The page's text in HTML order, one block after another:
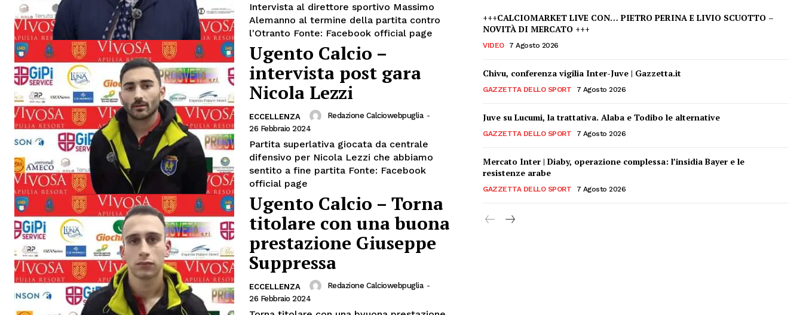
Intervista al direttore sportivo Massimo
Alemanno al termine della partita contro
l'Otranto Fonte: Facebook official page
Ugento Calcio –
intervista post gara
Nicola Lezzi
ECCELLENZA Redazione Calciowebpuglia -
26 Febbraio 2024
Partita superlativa giocata da centrale
difensivo per Nicola Lezzi che abbiamo
sentito a fine partita Fonte: Facebook
official page
Ugento Calcio – Torna
titolare con una buona
prestazione Giuseppe
Suppressa
ECCELLENZA Redazione Calciowebpuglia -
26 Febbraio 2024
+++CALCIOMARKET LIVE CON… PIETRO PERINA E LIVIO SCUOTTO –
NOVITÀ DI MERCATO +++
VIDEO 7 Agosto 2026
Chivu, conferenza vigilia Inter-Juve | Gazzetta.it
GAZZETTA DELLO SPORT 7 Agosto 2026
Juve su Lucumi, la trattativa. Alaba e Todibo le alternative
GAZZETTA DELLO SPORT 7 Agosto 2026
Mercato Inter | Diaby, operazione complessa: l’insidia Bayer e le
resistenze arabe
GAZZETTA DELLO SPORT 7 Agosto 2026